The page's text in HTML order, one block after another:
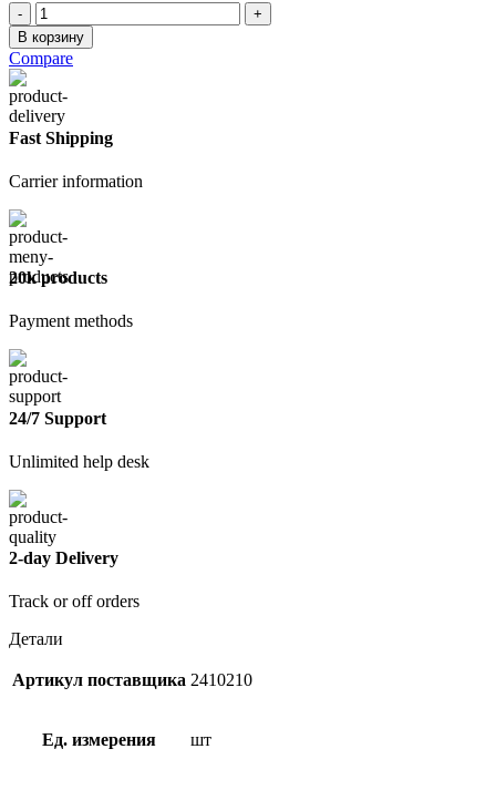
Количество
товара
Степлер
6-
14мм
скоба
53
В корзину
Compare
Fast Shipping
Carrier information
20k products
Payment methods
24/7 Support
Unlimited help desk
2-day Delivery
Track or off orders
Детали
Артикул поставщика 2410210
Ед. измерения шт